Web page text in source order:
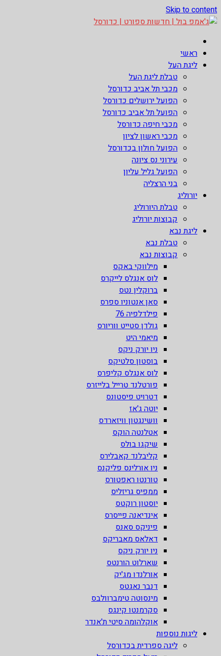
Skip to content
ג'אמפ בול | חדשות ספורט | כדורסל
אתר גאמפ בול ישראל אתר חדשות ספורט כדורסל האתר מסקר את
ליגות הכדורסל הטובות בעולם ליגת הנבא, ליגת העל בכדורסל ,
יורוליג, ועוד. לפרטים היכנסו לאתר >>
ראשי
ליגת העל
טבלת ליגת העל
מכבי תל אביב כדורסל
הפועל ירושלים כדורסל
הפועל תל אביב כדורסל
מכבי חיפה כדורסל
מכבי ראשון לציון
הפועל חולון בכדורסל
עירוני נס ציונה
הפועל גליל עליון
בני הרצליה
יורוליג
טבלת היורוליג
קבוצות יורוליג
ליגת נבא
טבלת נבא
קבוצות נבא
מילווקי באקס
לוס אנגלס לייקרס
ברוקלין נטס
סאן אנטוניו ספרס
פילדלפיה 76
גולדן סטייט ווריורס
מיאמי היט
ניו יורק ניקס
בוסטון סלטיקס
לוס אנגלס קליפרס
פורטלנד טרייל בלייזרס
דטרויט פיסטונס
יוטה ג'אז
וושינגטון וויזארדס
אטלנטה הוקס
שיקגו בולס
קליבלנד קאבלירס
ניו אורלינס פליקנס
טורנטו ראפטורס
ממפיס גריזליס
יוסטון רוקטס
אינדיאנה פייסרס
פיניקס סאנס
דאלאס מאבריקס
ניו יורק ניקס
שארלוט הורנטס
אורלנדו מג'יק
דנבר נאגטס
מינסוטה טימברוולבס
סקרמנטו קינגס
אוקלהומה סיטי ת'אנדר
ליגות נוספות
ליגה ספרדית בכדורסל